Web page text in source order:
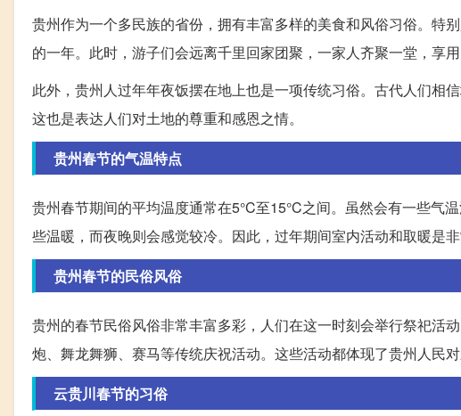
贵州作为一个多民族的省份，拥有丰富多样的美食和风俗习俗。特
的一年。此时，游子们会远离千里回家团聚，一家人齐聚一堂，享用
此外，贵州人过年年夜饭摆在地上也是一项传统习俗。古代人们相
这也是表达人们对土地的尊重和感恩之情。
贵州春节的气温特点
贵州春节期间的平均温度通常在5°C至15°C之间。虽然会有一些气
些温暖，而夜晚则会感觉较冷。因此，过年期间室内活动和取暖是非
贵州春节的民俗风俗
贵州的春节民俗风俗非常丰富多彩，人们在这一时刻会举行祭祀活
炮、舞龙舞狮、赛马等传统庆祝活动。这些活动都体现了贵州人民对
云贵川春节的习俗